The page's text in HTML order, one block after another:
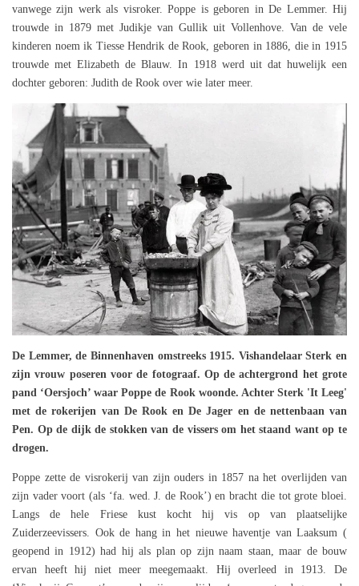
vanwege zijn werk als visroker. Poppe is geboren in De Lemmer. Hij
trouwde in 1879 met Judikje van Gullik uit Vollenhove. Van de vele
kinderen noem ik Tiesse Hendrik de Rook, geboren in 1886, die in 1915
trouwde met Elizabeth de Blauw. In 1918 werd uit dat huwelijk een
dochter geboren: Judith de Rook over wie later meer.
De Lemmer, de Binnenhaven omstreeks 1915. Vishandelaar Sterk en
zijn vrouw poseren voor de fotograaf. Op de achtergrond het grote
pand ‘Oersjoch’ waar Poppe de Rook woonde. Achter Sterk 'It Leeg'
met de rokerijen van De Rook en De Jager en de nettenbaan van
Pen. Op de dijk de stokken van de vissers om het staand want op te
drogen.
Poppe zette de visrokerij van zijn ouders in 1857 na het overlijden van
zijn vader voort (als ‘fa. wed. J. de Rook’) en bracht die tot grote bloei.
Langs de hele Friese kust kocht hij vis op van plaatselijke
Zuiderzeevissers. Ook de hang in het nieuwe haventje van Laaksum (
geopend in 1912) had hij als plan op zijn naam staan, maar de bouw
ervan heeft hij niet meer meegemaakt. Hij overleed in 1913. De